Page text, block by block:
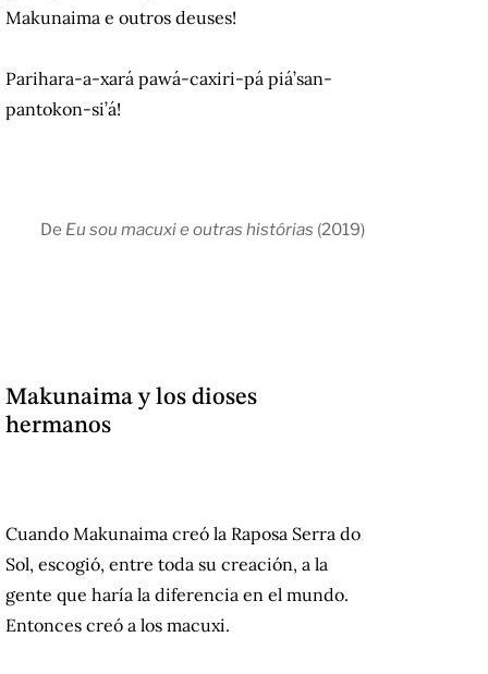
Makunaima e outros deuses!
Parihara-a-xará pawá-caxiri-pá piá’san-
pantokon-si’á!
De Eu sou macuxi e outras histórias (2019)
Makunaima y los dioses
hermanos
Cuando Makunaima creó la Raposa Serra do
Sol, escogió, entre toda su creación, a la
gente que haría la diferencia en el mundo.
Entonces creó a los macuxi.